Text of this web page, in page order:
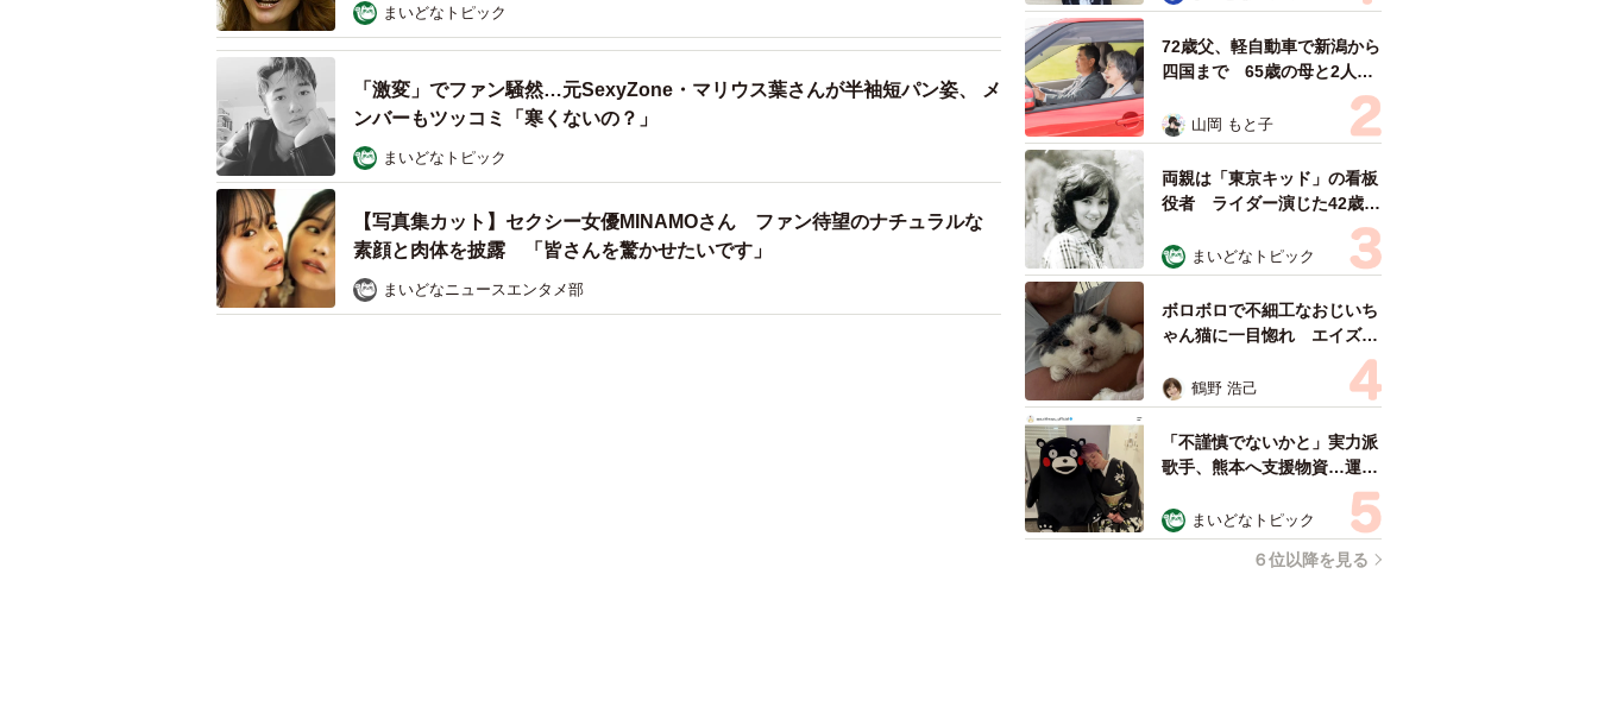
まいどなトピック
「激変」でファン騒然…元SexyZone・マリウス葉さんが半袖短パン姿、 メ
ンバーもツッコミ「寒くないの？」
まいどなトピック
【写真集カット】セクシー女優MINAMOさん ファン待望のナチュラルな
素顔と肉体を披露 「皆さんを驚かせたいです」
まいどなニュースエンタメ部
う」
72歳父、軽自動車で新潟から
四国まで 65歳の母と2人で
3泊4日の旅 パーキングの休
憩まで分刻み… 「大学生で
も組まねえよ！」
山岡 もと子
両親は「東京キッド」の看板
役者 ライダー演じた42歳元
俳優が再婚妻との「ウエディ
ングフォト」計画を明言
「センスあるカメラマン求
む」
まいどなトピック
ボロボロで不細工なおじいち
ゃん猫に一目惚れ エイズだ
し手がかかるけど…おうちで
暮らすと「おじ猫」だって可
愛くなったよ！
鶴野 浩己
「不謹慎でないかと」実力派
歌手、熊本へ支援物資…運搬
トラックの車体デザインにた
めらい 「痛いほど伝わる」
「行動され立派」
まいどなトピック
６位以降を見る